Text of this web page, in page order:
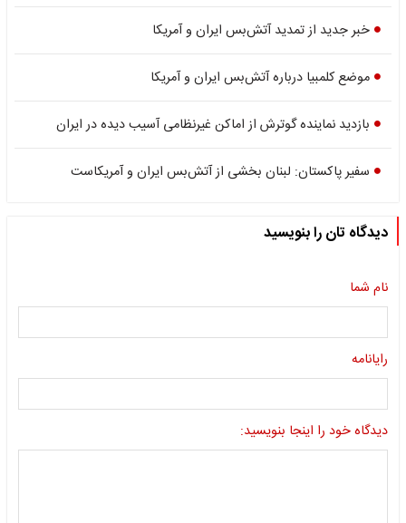
خبر جدید از تمدید آتش‌بس ایران و آمریکا
موضع کلمبیا درباره آتش‌بس ایران و آمریکا
بازدید نماینده گوترش از اماکن غیرنظامی آسیب دیده در ایران
سفیر پاکستان: لبنان بخشی از آتش‌بس ایران و آمریکاست
دیدگاه تان را بنویسید
نام شما
رایانامه
دیدگاه خود را اینجا بنویسید: